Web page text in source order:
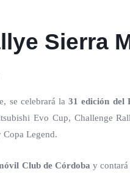
Sierra
se celebrará la31 edición del
Evo Cup, Challenge
Copa Legend.
Club de Córdoba y